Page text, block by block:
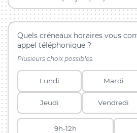
Quels créneaux horaires vous
appel téléphonique ?
Plusieurs choix possibles.
Lundi Mardi
Jeudi Vendredi
9h-12h